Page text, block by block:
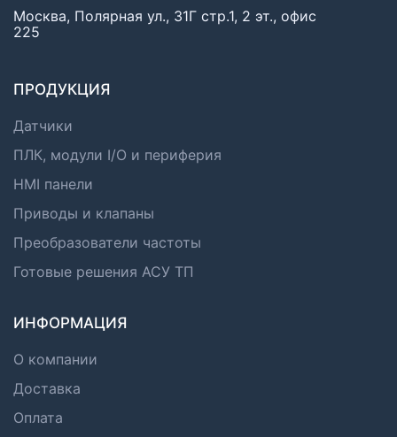
Москва, Полярная ул., 31Г стр.1, 2 эт., офис
225
ПРОДУКЦИЯ
Датчики
ПЛК, модули I/O и периферия
HMI панели
Приводы и клапаны
Преобразователи частоты
Готовые решения АСУ ТП
ИНФОРМАЦИЯ
О компании
Доставка
Оплата